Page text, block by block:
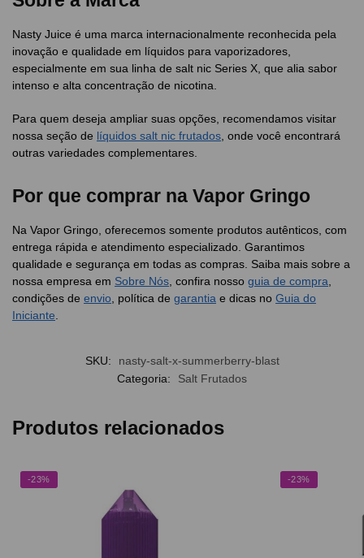
Nasty Juice é uma marca internacionalmente reconhecida pela
inovação e qualidade em líquidos para vaporizadores,
especialmente em sua linha de salt nic Series X, que alia sabor
intenso e alta concentração de nicotina.
Para quem deseja ampliar suas opções, recomendamos visitar
nossa seção de líquidos salt nic frutados, onde você encontrará
outras variedades complementares.
Por que comprar na Vapor Gringo
Na Vapor Gringo, oferecemos somente produtos autênticos, com
entrega rápida e atendimento especializado. Garantimos
qualidade e segurança em todas as compras. Saiba mais sobre a
nossa empresa em Sobre Nós , confira nosso guia de compra
condições de envio , política de garantia e dicas no Guia do
Iniciante
SKU:
nasty-salt-x-summerberry-blast
Categoria:
Salt Frutados
Produtos relacionados
-23% -23%